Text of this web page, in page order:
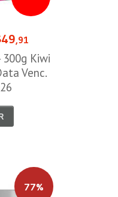
,91
300g Kiwi
Venc.
77%